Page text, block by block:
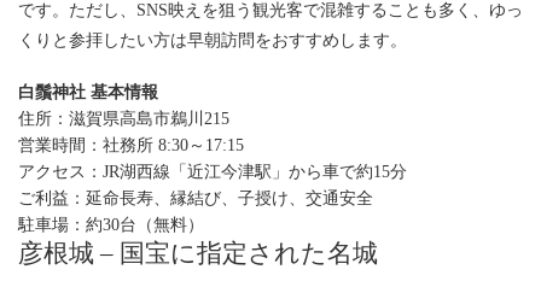
です。ただし、SNS映えを狙う観光客で混雑することも多く、ゆっ
くりと参拝したい方は早朝訪問をおすすめします。
白鬚神社 基本情報
住所：滋賀県高島市鵜川215
営業時間：社務所 8:30～17:15
アクセス：JR湖西線「近江今津駅」から車で約15分
ご利益：延命長寿、縁結び、子授け、交通安全
駐車場：約30台（無料）
彦根城 – 国宝に指定された名城